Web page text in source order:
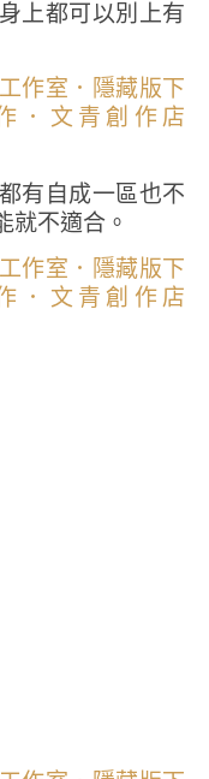
上都可以別上有
有自成一區也不
就不適合。